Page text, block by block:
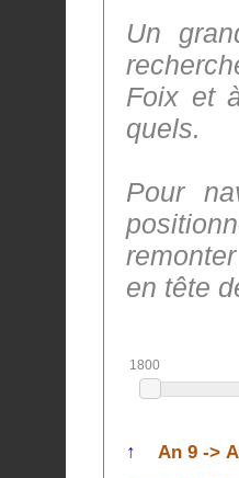
Un
recherche de
Foix et
quels.
Pour
en tête
1800
↑ An 9 ->